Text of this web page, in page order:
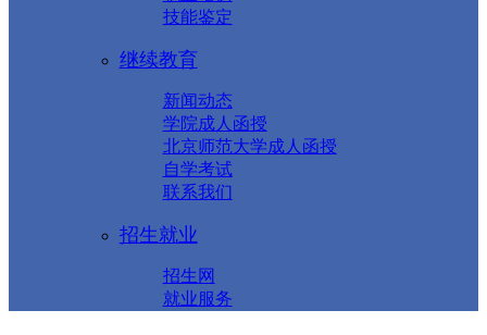
技能鉴定
继续教育
新闻动态
学院成人函授
北京师范大学成人函授
自学考试
联系我们
招生就业
招生网
就业服务